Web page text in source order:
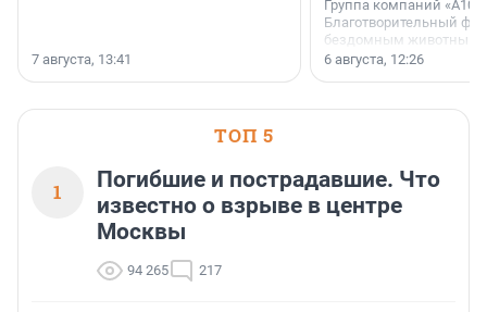
7 августа, 13:41
Группа компаний
Благотворительный
бездомным животным
заключили соглашение
6 августа, 12:26
ТОП 5
1
Погибшие и пострадавшие. Что
известно о взрыве в центре
Москвы
94 265 217